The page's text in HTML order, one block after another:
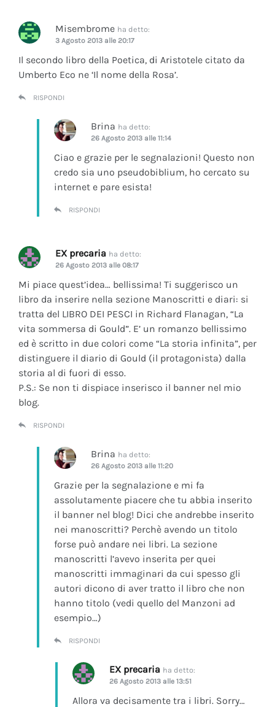
Misembrome ha detto:
3 Agosto 2013 alle 20:17
Il secondo libro della Poetica, di Aristotele citato da
Umberto Eco ne ‘Il nome della Rosa’.
RISPONDI
Brina ha detto:
26 Agosto 2013 alle 11:14
Ciao e grazie per le segnalazioni! Questo non
credo sia uno pseudobiblium, ho cercato su
internet e pare esista!
RISPONDI
EX precaria ha detto:
26 Agosto 2013 alle 08:17
Mi piace quest’idea… bellissima! Ti suggerisco un
libro da inserire nella sezione Manoscritti e diari: si
tratta del LIBRO DEI PESCI in Richard Flanagan, “La
vita sommersa di Gould”. E’ un romanzo bellissimo
ed è scritto in due colori come “La storia infinita”, per
distinguere il diario di Gould (il protagonista) dalla
storia al di fuori di esso.
P.S.: Se non ti dispiace inserisco il banner nel mio
blog.
RISPONDI
Brina ha detto:
26 Agosto 2013 alle 11:20
Grazie per la segnalazione e mi fa
assolutamente piacere che tu abbia inserito
il banner nel blog! Dici che andrebbe inserito
nei manoscritti? Perchè avendo un titolo
forse può andare nei libri. La sezione
manoscritti l’avevo inserita per quei
manoscritti immaginari da cui spesso gli
autori dicono di aver tratto il libro che non
hanno titolo (vedi quello del Manzoni ad
esempio…)
RISPONDI
EX precaria ha detto:
26 Agosto 2013 alle 13:51
Allora va decisamente tra i libri. Sorry…